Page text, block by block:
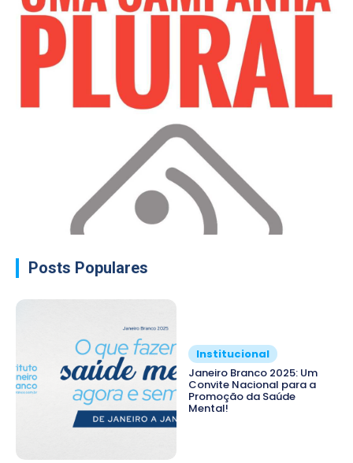
Posts Populares
Institucional
Janeiro Branco 2025: Um
Convite Nacional para a
Promoção da Saúde
Mental!